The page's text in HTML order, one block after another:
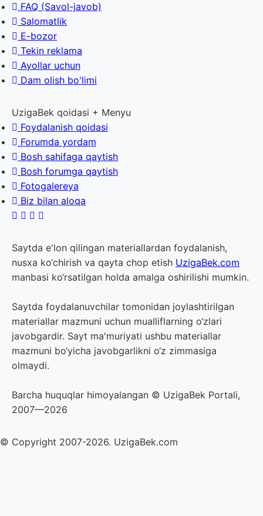
FAQ (Savol-javob)
Salomatlik
E-bozor
Tekin reklama
Ayollar uchun
Dam olish bo'limi
UzigaBek qoidasi + Menyu
Foydalanish qoidasi
Forumda yordam
Bosh sahifaga qaytish
Bosh forumga qaytish
Fotogalereya
Biz bilan aloqa
Saytda e'lon qilingan materiallardan foydalanish,
nusxa ko‘chirish va qayta chop etish UzigaBek.com
manbasi ko‘rsatilgan holda amalga oshirilishi mumkin.
Saytda foydalanuvchilar tomonidan joylashtirilgan
materiallar mazmuni uchun mualliflarning o‘zlari
javobgardir. Sayt ma'muriyati ushbu materiallar
mazmuni bo‘yicha javobgarlikni o‘z zimmasiga
olmaydi.
Barcha huquqlar himoyalangan © UzigaBek Portali,
2007—2026
© Copyright 2007-2026. UzigaBek.com